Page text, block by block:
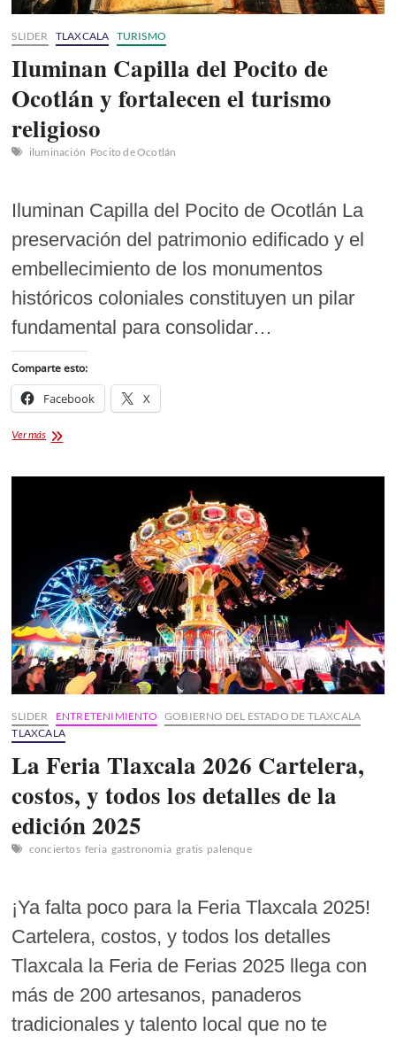
SLIDER TLAXCALA TURISMO
Iluminan Capilla del Pocito de
Ocotlán y fortalecen el turismo
religioso
iluminación Pocito de Ocotlán
Iluminan Capilla del Pocito de Ocotlán La
preservación del patrimonio edificado y el
embellecimiento de los monumentos
históricos coloniales constituyen un pilar
fundamental para consolidar…
Comparte esto:
Facebook X
Ver másIluminan
turismo
religioso
SLIDER ENTRETENIMIENTO
GOBIERNO DEL ESTADO DE TLAXCALA
TLAXCALA
La Feria Tlaxcala 2026 Cartelera,
costos, y todos los detalles de la
edición 2025
conciertos feria gastronomia gratis palenque
¡Ya falta poco para la Feria Tlaxcala 2025!
Cartelera, costos, y todos los detalles
Tlaxcala la Feria de Ferias 2025 llega con
más de 200 artesanos, panaderos
tradicionales y talento local que no te